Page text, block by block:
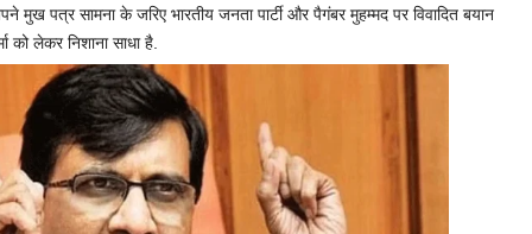
मुख पत्र सामना के जरिए भारतीय जनता पार्टी और पैगंबर मुहम्मद पर विवादित बयान
को लेकर निशाना साधा है.